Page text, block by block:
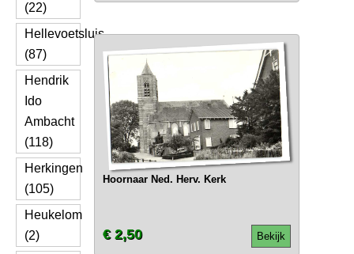
(22)
Hellevoetsluis
(87)
Hendrik
Ido
Ambacht
(118)
Herkingen
(105)
Heukelom
(2)
Hoornaar Ned. Herv. Kerk
Bekijk
€ 2,50